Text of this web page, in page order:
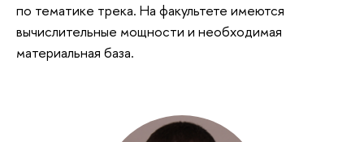
по тематике трека. На факультете имеются
вычислительные мощности и необходимая
материальная база.